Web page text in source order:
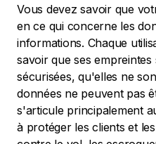
Vous devez savoir que
en ce qui concerne les
informations. Chaque
savoir que ses
sécurisées, qu'elles ne
données ne peuvent pas
s'articule principalement
à protéger les clients et